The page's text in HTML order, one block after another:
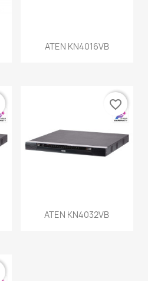
ATEN KN4016VB
ATEN KN4032VB
favorite_border